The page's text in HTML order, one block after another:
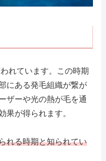
れています。この時期
にある発毛組織が繋が
ザーや光の熱が毛を通
果が得られます。
れる時期と知られてい